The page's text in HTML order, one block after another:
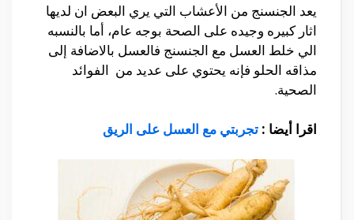
يعد الجنسنج من الأعشاب التي يري البعض ان لديها
اثار كبيره وجيده على الصحة بوجه عام، أما بالنسبه
الي خلط العسل مع الجنسنج فالعسل بالاضافة إلى
مذاقه الحلو فإنه يحتوي على عديد من الفوائد
الصحية.
اقرا أيضا : تجربتي مع العسل على الريق